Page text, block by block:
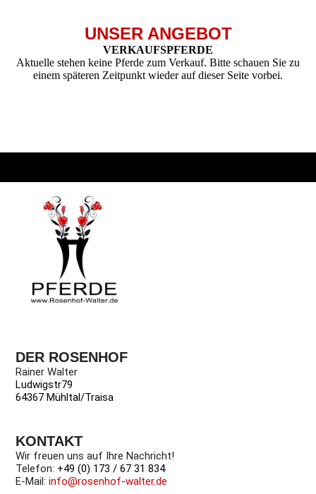
UNSER ANGEBOT
VERKAUFSPFERDE
Aktuelle stehen keine Pferde zum Verkauf. Bitte schauen Sie zu
einem späteren Zeitpunkt wieder auf dieser Seite vorbei.
DER ROSENHOF
Rainer Walter
Ludwigstr79
64367 Mühltal/Traisa
KONTAKT
Wir freuen uns auf Ihre Nachricht!
Telefon: +49 (0) 173 / 67 31 834
E-Mail: info@rosenhof-walter.de